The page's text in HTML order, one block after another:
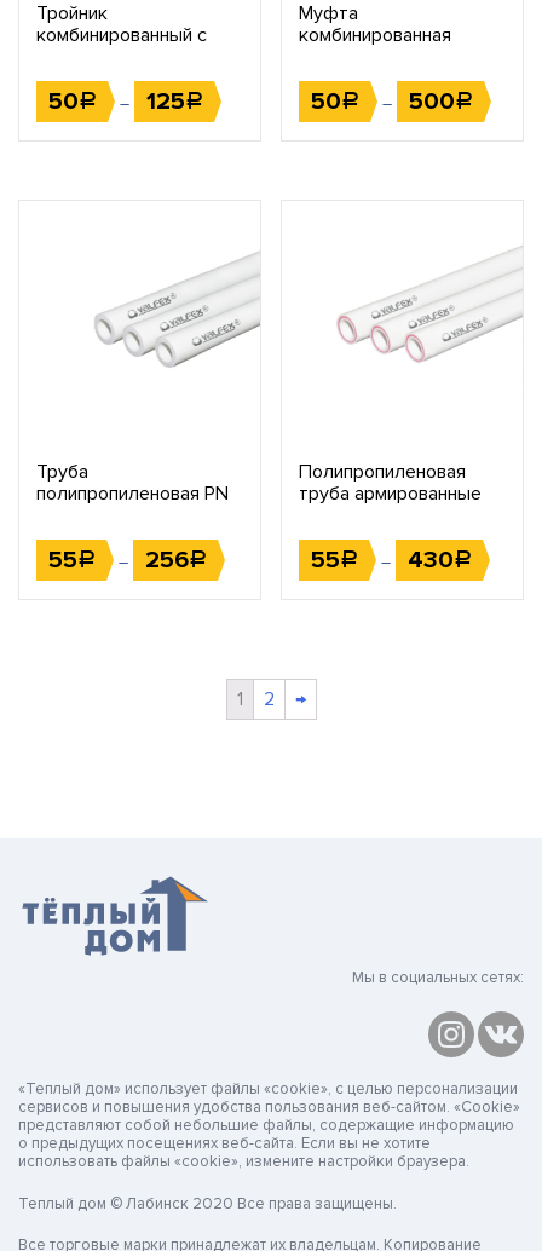
Тройник
комбинированный с
50Р – 125Р
Муфта
комбинированная
(внутренняя резьба)
50Р – 500Р
Труба
полипропиленовая PN
55Р – 256Р
Полипропиленовая
труба армированные
55Р – 430Р
1 2 →
Мы в социальных сетях:
«Теплый дом» использует файлы «cookie», с целью персонализации
сервисов и повышения удобства пользования веб-сайтом. «Cookie»
представляют собой небольшие файлы, содержащие информацию
о предыдущих посещениях веб-сайта. Если вы не хотите
использовать файлы «cookie», измените настройки браузера.
Теплый дом © Лабинск 2020 Все права защищены.
Все торговые марки принадлежат их владельцам. Копирование